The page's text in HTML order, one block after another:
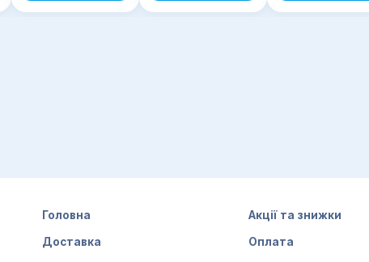
Головна Акції та знижки
Доставка Оплата